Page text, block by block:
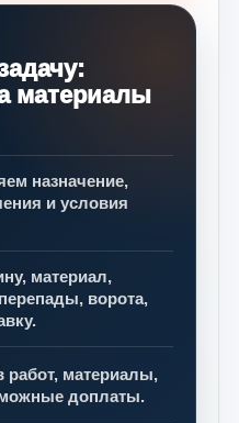
материалы
назначение,
и условия
материал,
ворота,
работ, материалы,
доплаты.